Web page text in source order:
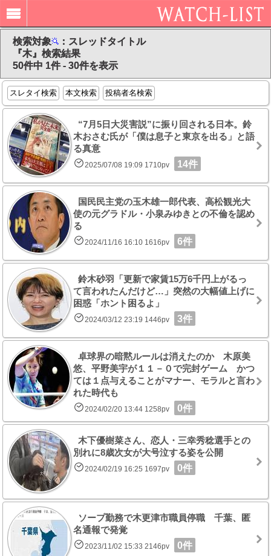
検索対象
：スレッドタイトル
『木』検索結果
50件中 1件 - 30件を表示
スレタイ検索 本文検索 投稿者名検索
“7月5日大災害説”に振り回される日本。鈴
木おさむ氏が「僕は息子と東京を出る」と語
る真意
2025/07/08 19:09 1710pv 14件
国民民主党の玉木雄一郎代表、高松観光大
使の元グラドル・小泉みゆきとの不倫を認め
る
2024/11/16 16:10 1616pv 6件
鈴木砂羽「更新で家賃15万6千円上がるっ
て言われたんだけど…」突然の大幅値上げに
困惑「ホント困るよ」
2024/03/12 23:19 1446pv 3件
卓球界の暗黙ルールは消えたのか 木原美
悠、平野美宇が１１－０で完封ゲーム かつ
ては１点与えることがマナー、モラルと言わ
れた時代も
2024/02/20 13:44 1258pv 0件
木下優樹菜さん、恋人・三幸秀稔選手との
別れに8歳次女が大号泣する姿を公開
2024/02/19 16:25 1697pv 0件
ソープ勤務で木更津市職員停職 千葉、匿
名通報で発覚
2023/11/02 15:33 2146pv 0件